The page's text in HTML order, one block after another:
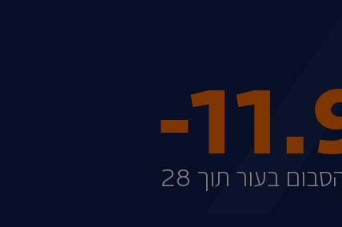
‎-
הפחתה של הסבום בעור תוך 28